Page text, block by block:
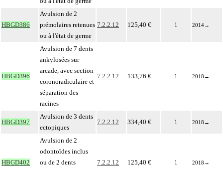
HBGD386
Avulsion de 2
prémolaires retenues
ou à l'état de germe
7.2.2.12 125,40 € 1 2014→
HBGD396
Avulsion de 7 dents
ankylosées sur
arcade, avec section
coronoradiculaire et
séparation des
racines
7.2.2.12 133,76 € 1 2018 →
HBGD397
Avulsion de 3 dents
ectopiques
7.2.2.12 334,40 € 1 2018 →
HBGD402
Avulsion de 2
odontoïdes inclus
ou de 2 dents
7.2.2.12 125,40 € 1 2018 →